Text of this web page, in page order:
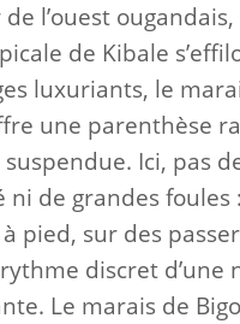
l’ouest ougandais,
de Kibale
luxuriants, le
une parenthèse
Ici, pas
ni de grandes foules
pied, sur des
discret d’une
Le marais de